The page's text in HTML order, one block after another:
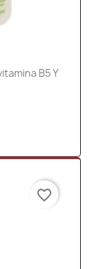
B5 Y
favorite_border